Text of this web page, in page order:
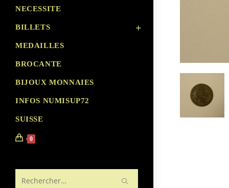
NECESSITE
BILLETS
MEDAILLES
BROCANTE
BIJOUX MONNAIES
INFOS NUMISUP72
SUISSE
0